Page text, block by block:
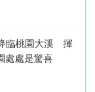
臨桃園大溪 揮
處處是驚喜